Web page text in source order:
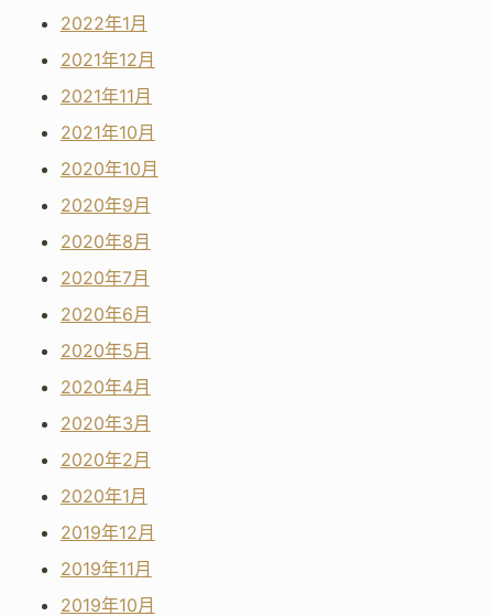
2022年1月
2021年12月
2021年11月
2021年10月
2020年10月
2020年9月
2020年8月
2020年7月
2020年6月
2020年5月
2020年4月
2020年3月
2020年2月
2020年1月
2019年12月
2019年11月
2019年10月